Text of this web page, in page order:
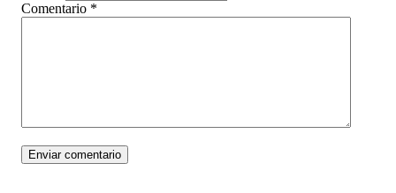
Comentario *